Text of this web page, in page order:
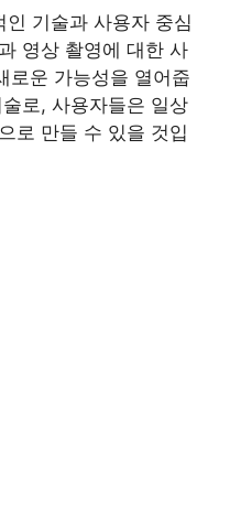
기술과 사용자 중심
영상 촬영에 대한 사
로운 가능성을 열어줍
로, 사용자들은 일상
로 만들 수 있을 것입